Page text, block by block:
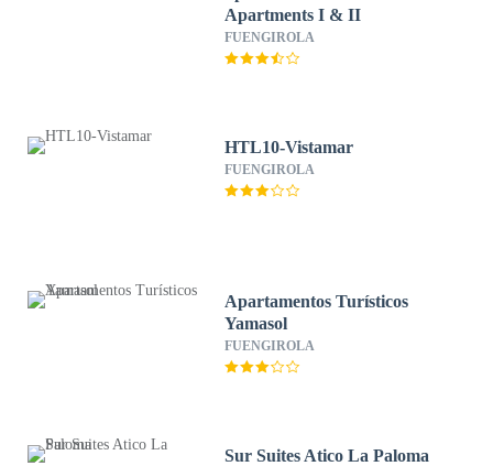
Apartments I & II
FUENGIROLA
HTL10-Vistamar
FUENGIROLA
Apartamentos Turísticos
Yamasol
FUENGIROLA
Sur Suites Atico La Paloma